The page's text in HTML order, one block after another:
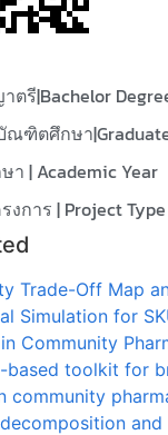
รี|Bachelor
ฑิตศึกษา
า | Academic Year
งการ | Project Type
Trade-Off Map
Simulation for
Community
based toolkit for
community